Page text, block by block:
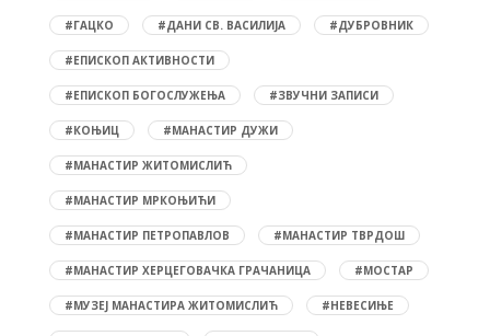
#ГАЦКО #ДАНИ СВ. ВАСИЛИЈА #ДУБРОВНИК
#ЕПИСКОП АКТИВНОСТИ
#ЕПИСКОП БОГОСЛУЖЕЊА #ЗВУЧНИ ЗАПИСИ
#КОЊИЦ #МАНАСТИР ДУЖИ
#МАНАСТИР ЖИТОМИСЛИЋ
#МАНАСТИР МРКОЊИЋИ
#МАНАСТИР ПЕТРОПАВЛОВ #МАНАСТИР ТВРДОШ
#МАНАСТИР ХЕРЦЕГОВАЧКА ГРАЧАНИЦА #МОСТАР
#МУЗЕЈ МАНАСТИРА ЖИТОМИСЛИЋ #НЕВЕСИЊЕ